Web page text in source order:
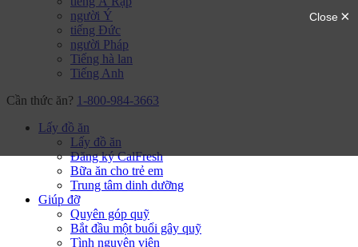
người Ý
tiếng Đức
người Pháp
Tiếng hà lan
Tiếng Anh
Cần thức ăn? 1-800-984-3663
Lấy đồ ăn
Lấy đồ ăn
Đăng ký CalFresh
Bữa ăn cho trẻ em
Trung tâm dinh dưỡng
Giúp đỡ
Quyên góp quỹ
Bắt đầu một buổi gây quỹ
Tình nguyện viên